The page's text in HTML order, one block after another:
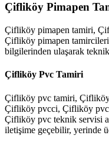
Çifliköy Pimapen
Çifliköy pimapen tamiri,
Çifliköy pimapen
bilgilerinden ulaşarak
Çifliköy Pvc Tamiri
Çifliköy pvc tamiri, Çifliköy
Çifliköy pvcci, Çifliköy pvc
Çifliköy pvc teknik servisi
iletişime geçebilir, yerinde